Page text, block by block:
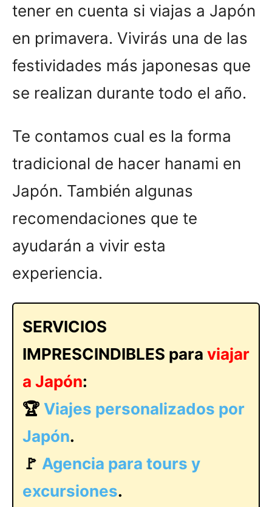
tener en cuenta si viajas a Japón
en primavera. Vivirás una de las
festividades más japonesas que
se realizan durante todo el año.
Te contamos cual es la forma
tradicional de hacer hanami en
Japón. También algunas
recomendaciones que te
ayudarán a vivir esta
experiencia.
SERVICIOS
IMPRESCINDIBLES para viajar
a Japón:
🏆 Viajes personalizados por
Japón.
🚩 Agencia para tours y
excursiones.